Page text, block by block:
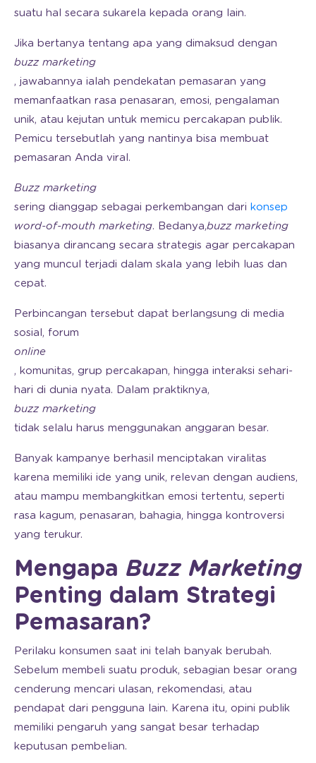
suatu hal secara sukarela kepada orang lain.
Jika bertanya tentang apa yang dimaksud dengan
buzz marketing
, jawabannya ialah pendekatan pemasaran yang
memanfaatkan rasa penasaran, emosi, pengalaman
unik, atau kejutan untuk memicu percakapan publik.
Pemicu tersebutlah yang nantinya bisa membuat
pemasaran Anda viral.
Buzz marketing
sering dianggap sebagai perkembangan dari konsep
word-of-mouth marketing. Bedanya,buzz marketing
biasanya dirancang secara strategis agar percakapan
yang muncul terjadi dalam skala yang lebih luas dan
cepat.
Perbincangan tersebut dapat berlangsung di media
sosial, forum
online
, komunitas, grup percakapan, hingga interaksi sehari-
hari di dunia nyata. Dalam praktiknya,
buzz marketing
tidak selalu harus menggunakan anggaran besar.
Banyak kampanye berhasil menciptakan viralitas
karena memiliki ide yang unik, relevan dengan audiens,
atau mampu membangkitkan emosi tertentu, seperti
rasa kagum, penasaran, bahagia, hingga kontroversi
yang terukur.
Mengapa Buzz Marketing
Penting dalam Strategi
Pemasaran?
Perilaku konsumen saat ini telah banyak berubah.
Sebelum membeli suatu produk, sebagian besar orang
cenderung mencari ulasan, rekomendasi, atau
pendapat dari pengguna lain. Karena itu, opini publik
memiliki pengaruh yang sangat besar terhadap
keputusan pembelian.